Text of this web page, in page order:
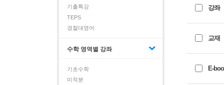
기출특강
TEPS
경찰대영어
수학 영역별 강좌
기초수학
미적분
강좌
교재
E-